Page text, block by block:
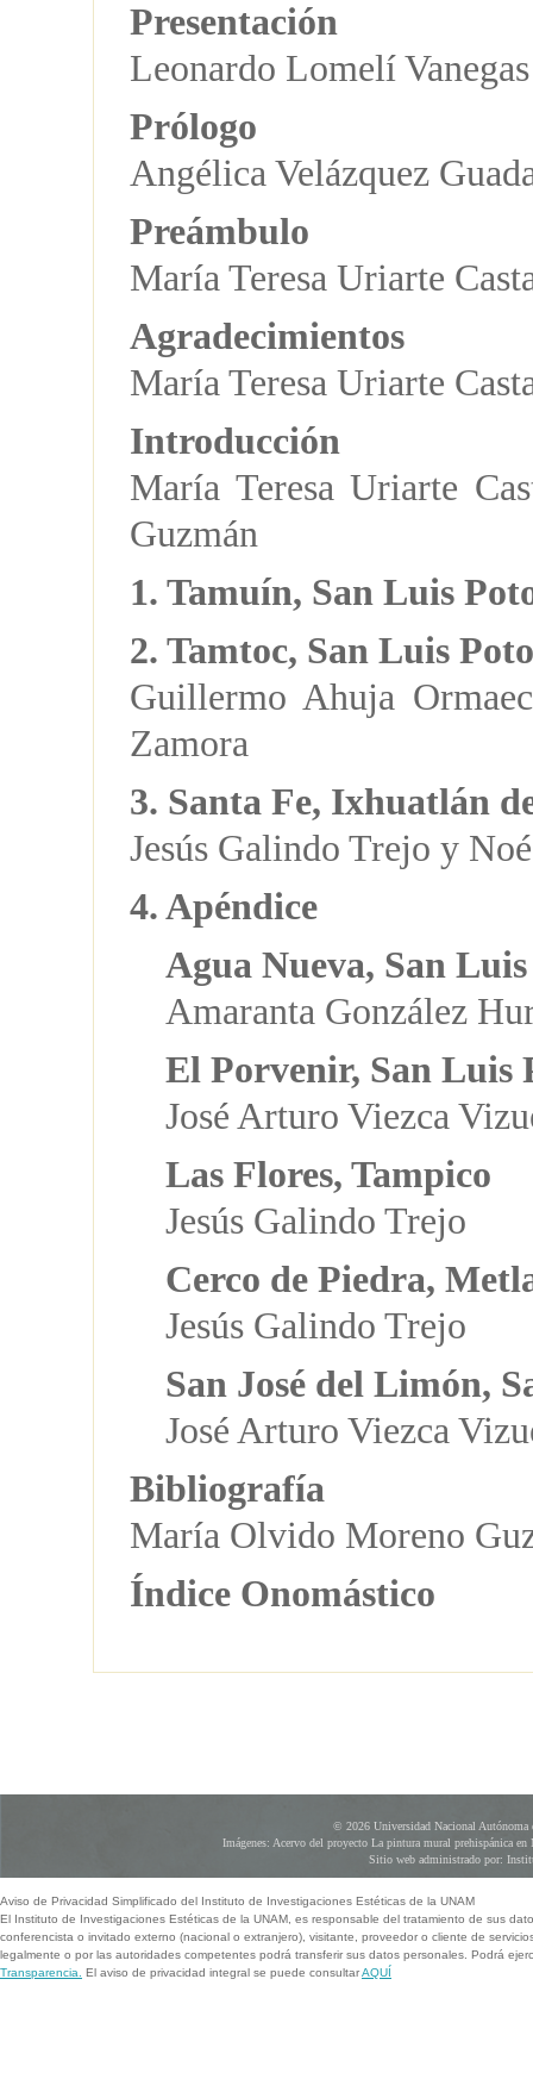
Presentación
Leonardo Lomelí Vanegas
Prólogo
Angélica Velázquez
Preámbulo
María Teresa Uriarte
Agradecimientos
María Teresa Uriarte
Introducción
María Teresa Uriarte
Guzmán
1. Tamuín, San Luis
2. Tamtoc, San Luis
Guillermo Ahuja
Zamora
3. Santa Fe, Ixhuatlán
Jesús Galindo Trejo y
4. Apéndice
Agua Nueva, San
Amaranta González
El Porvenir, San Luis
José Arturo Viezca
Las Flores, Tampico
Jesús Galindo Trejo
Cerco de Piedra,
Jesús Galindo Trejo
San José del Limón,
José Arturo Viezca
Bibliografía
María Olvido Moreno
Índice Onomástico
© 2026 Universidad Nacional Autónoma
Imágenes: Acervo del proyecto La pintura mural prehispánica
Sitio web administrado por:
Aviso de Privacidad Simplificado del Instituto de Investigaciones Estéticas de la UNAM
El Instituto de Investigaciones Estéticas de la UNAM, es responsable del tratamiento de sus
conferencista o invitado externo (nacional o extranjero), visitante, proveedor o cliente de
legalmente o por las autoridades competentes podrá transferir sus datos personales. Podrá
Transparencia.
El aviso de privacidad integral se puede consultarAQUÍ